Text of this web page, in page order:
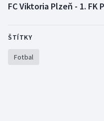
FC Viktoria Plzeň - 1. FK
ŠTÍTKY
Fotbal